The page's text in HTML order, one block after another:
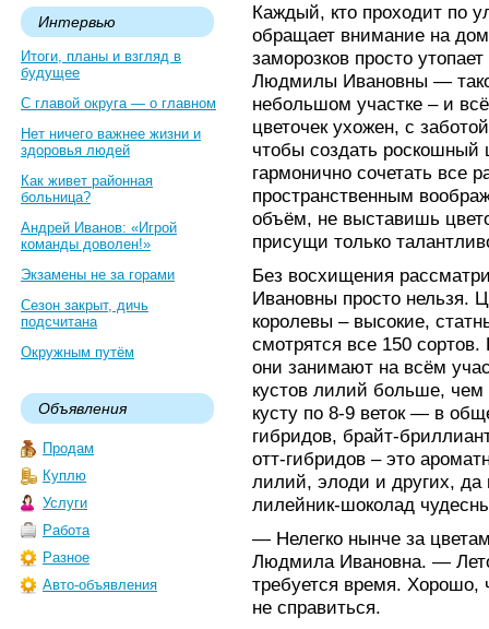
Интервью
Итоги, планы и взгляд в
будущее
С главой округа — о главном
Нет ничего важнее жизни и
здоровья людей
Как живет районная
больница?
Андрей Иванов: «Игрой
команды доволен!»
Экзамены не за горами
Сезон закрыт, дичь
подсчитана
Окружным путём
Объявления
Продам
Куплю
Услуги
Работа
Разное
Авто-объявления
Каждый, кто проходит по
обращает внимание на
заморозков просто
Людмилы Ивановны —
небольшом участке – и
цветочек ухожен, с
чтобы создать роскошный
гармонично сочетать все
пространственным
объём, не выставишь
присущи только
Без восхищения
Ивановны просто нельзя.
королевы – высокие,
смотрятся все 150
они занимают на всём
кустов лилий больше,
кусту по 8-9 веток — в
гибридов, брайт-
отт-гибридов – это
лилий, элоди и других, да
лилейник-шоколад
— Нелегко нынче за
Людмила Ивановна. —
требуется время. Хорошо,
не справиться.